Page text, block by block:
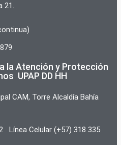
21.
la Atención y Protección
UPAP DD HH
CAM, Torre Alcaldía Bahía
Línea Celular (+57) 318 335